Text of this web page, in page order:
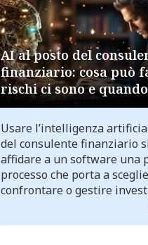
AI al posto del
finanziario: cosa può
rischi ci sono e
Usare l’intelligenza
del consulente finanziario
affidare a un software una
processo che porta a
confrontare o gestire